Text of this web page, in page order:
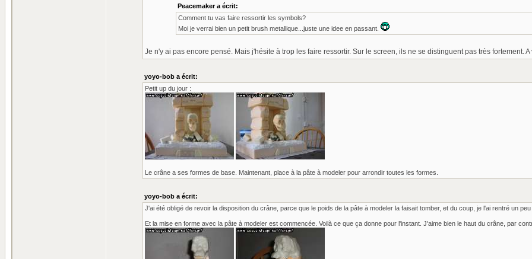
Peacemaker a écrit:
Comment tu vas faire ressortir les symbols?
Moi je verrai bien un petit brush metallique...juste une idee en passant.
Je n'y ai pas encore pensé. Mais j'hésite à trop les faire ressortir. Sur le screen, ils ne se distinguent pas très fortement. A
yoyo-bob a écrit:
Petit up du jour :
Le crâne a ses formes de base. Maintenant, place à la pâte à modeler pour arrondir toutes les formes.
yoyo-bob a écrit:
J'ai été obligé de revoir la disposition du crâne, parce que le poids de la pâte à modeler la faisait tomber, et du coup, je l'ai rentré un
Et la mise en forme avec la pâte à modeler est commencée. Voilà ce que ça donne pour l'instant. J'aime bien le haut du crâne, par